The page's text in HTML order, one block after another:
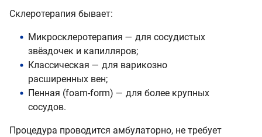
Склеротерапия бывает:
Микросклеротерапия — для сосудистых
звёздочек и капилляров;
Классическая — для варикозно
расширенных вен;
Пенная (foam-form) — для более крупных
сосудов.
Процедура проводится амбулаторно, не требует